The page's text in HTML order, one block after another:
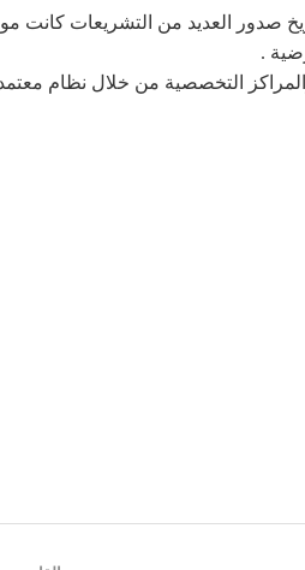
رئيسي لتقديم خدمات الرعاية الصحية إلى عام 1964 حيث سبق هذا التاريخ صدور العديد من التشريعات
.
التخصصية من خلال نظام